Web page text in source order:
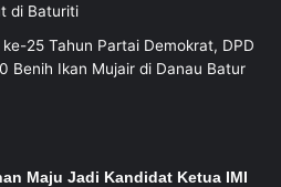
di Baturiti
25 Tahun Partai Demokrat, DPD
Benih Ikan Mujair di Danau Batur
Maju Jadi Kandidat Ketua IMI